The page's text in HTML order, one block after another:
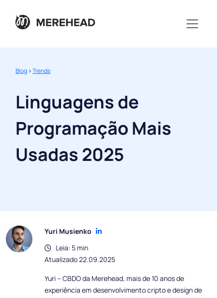
Blog >Trends
Linguagens de
Programação Mais
Usadas 2025
Yuri Musienko
Leia: 5 min
Atualizado 22.09.2025
Yuri – CBDO da Merehead, mais de 10 anos de
experiência em desenvolvimento cripto e design de